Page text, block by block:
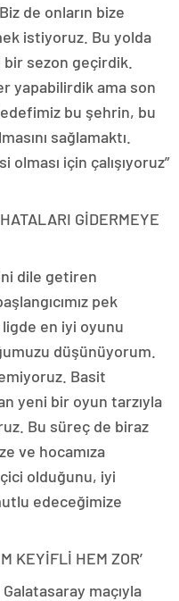
de onların bize
istiyoruz. Bu yolda
sezon geçirdik.
yapabilirdik ama son
bu şehrin, bu
sağlamaktı.
olması için çalışıyoruz”
GİDERMEYE
dile getiren
pek
en iyi oyunu
düşünüyorum.
Basit
yeni bir oyun tarzıyla
Bu süreç de biraz
ve hocamıza
olduğunu, iyi
edeceğimize
KEYİFLİ HEM ZOR’
maçıyla